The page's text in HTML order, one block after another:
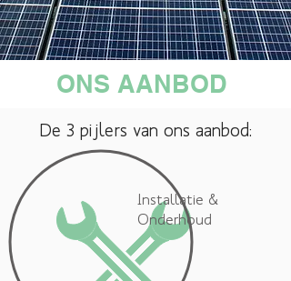
ONS AANBOD
De 3 pijlers van ons aanbod:
Installatie &
Onderhoud